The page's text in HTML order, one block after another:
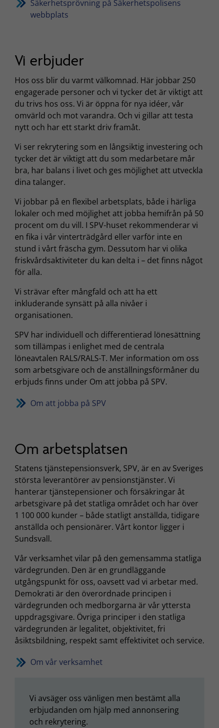
Säkerhetsprövning på Säkerhetspolisens
webbplats
Vi erbjuder
Hos oss blir du varmt välkomnad. Här jobbar 250
engagerade personer och vi tycker det är viktigt att
du trivs hos oss. Vi är öppna för nya idéer, vår
omvärld och mot varandra. Och vi gillar att testa
nytt och har ett starkt driv framåt.
Vi ser rekrytering som en långsiktig investering och
tycker det är viktigt att du som medarbetare mår
bra, har balans i livet och ges möjlighet att utveckla
dina talanger.
Vi jobbar på en flexibel arbetsplats, både i härliga
lokaler och med möjlighet att jobba hemifrån på 50
procent om du vill. I SPV-huset rekommenderar vi
en fika i vår vinterträdgård eller varför inte en
stund i vårt fräscha gym. Dessutom har vi olika
friskvårdsaktiviteter du kan delta i – det finns något
för alla.
Vi strävar efter mångfald och att ha ett
inkluderande synsätt på alla nivåer i
organisationen.
SPV har individuell och differentierad lönesättning
som tillämpas i enlighet med de centrala
löneavtalen RALS/RALS-T. Mer information om oss
som arbetsgivare och de anställningsförmåner du
erbjuds finns under Om att jobba på SPV.
Om att jobba på SPV
Om arbetsplatsen
Statens tjänstepensionsverk, SPV, är en av Sveriges
största leverantörer av pensionstjänster. Vi
hanterar tjänstepensioner och försäkringar åt
arbetsgivare på det statliga området och har över
1 100 000 kunder – både statligt anställda, tidigare
anställda och pensionärer. Vårt kontor ligger i
Sundsvall.
Vår verksamhet vilar på den gemensamma statliga
värdegrunden. Den är en grundläggande
utgångspunkt för oss, oavsett vad vi arbetar med.
Demokrati är den överordnade principen i
värdegrunden och medborgarna är vår yttersta
uppdragsgivare. Övriga principer i den statliga
värdegrunden är legalitet, objektivitet, fri
åsiktsbildning, respekt samt effektivitet och service.
Om vår verksamhet
Vi avsäger oss vänligen men bestämt alla
erbjudanden om hjälp med annonsering
och rekrytering.